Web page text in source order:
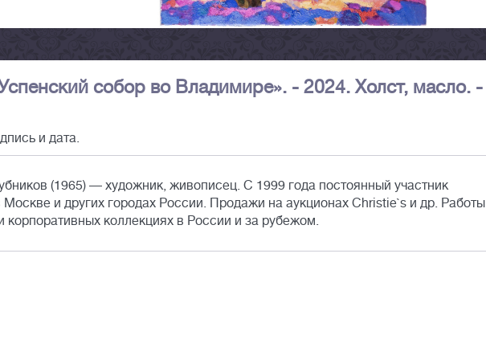
собор во Владимире». - 2024. Холст, масло. -
и дата.
(1965) — художник, живописец. С 1999 года постоянный участник
Москве и других городах России. Продажи на аукционах Christie`s и др. Работы
корпоративных коллекциях в России и за рубежом.